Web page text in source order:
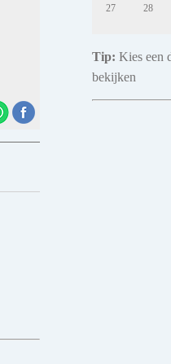
27 28
Tip: Kies een
bekijken